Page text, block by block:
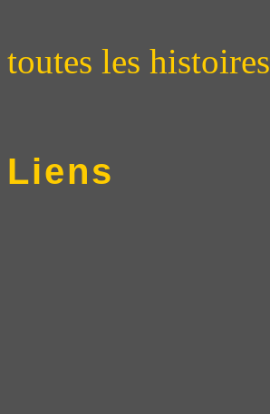
toutes les histoires
Liens